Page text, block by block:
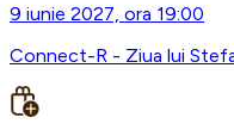
9 iunie 2027, ora 19:00
Connect-R - Ziua lui